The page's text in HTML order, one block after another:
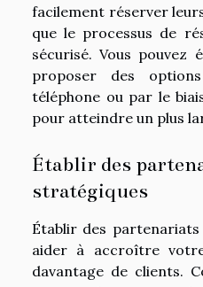
facilement réserver
que le processus de
sécurisé. Vous pouvez
proposer des
téléphone ou par le
pour atteindre un plus
Établir des
stratégiques
Établir des
aider à accroître
davantage de clients.